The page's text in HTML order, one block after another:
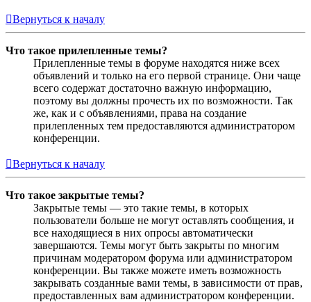
Вернуться к началу
Что такое прилепленные темы?
Прилепленные темы в форуме находятся ниже всех
объявлений и только на его первой странице. Они чаще
всего содержат достаточно важную информацию,
поэтому вы должны прочесть их по возможности. Так
же, как и с объявлениями, права на создание
прилепленных тем предоставляются администратором
конференции.
Вернуться к началу
Что такое закрытые темы?
Закрытые темы — это такие темы, в которых
пользователи больше не могут оставлять сообщения, и
все находящиеся в них опросы автоматически
завершаются. Темы могут быть закрыты по многим
причинам модератором форума или администратором
конференции. Вы также можете иметь возможность
закрывать созданные вами темы, в зависимости от прав,
предоставленных вам администратором конференции.